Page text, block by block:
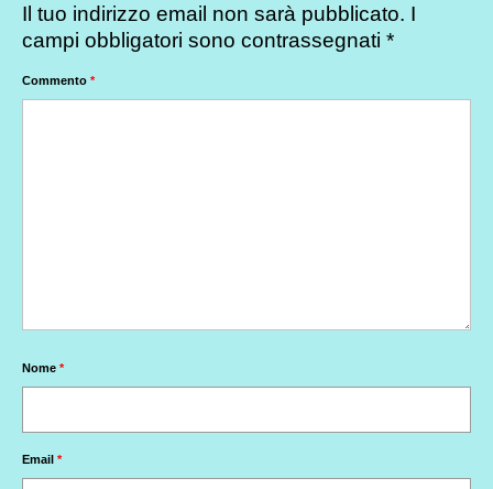
Il tuo indirizzo email non sarà pubblicato. I
campi obbligatori sono contrassegnati *
Commento *
Nome *
Email *